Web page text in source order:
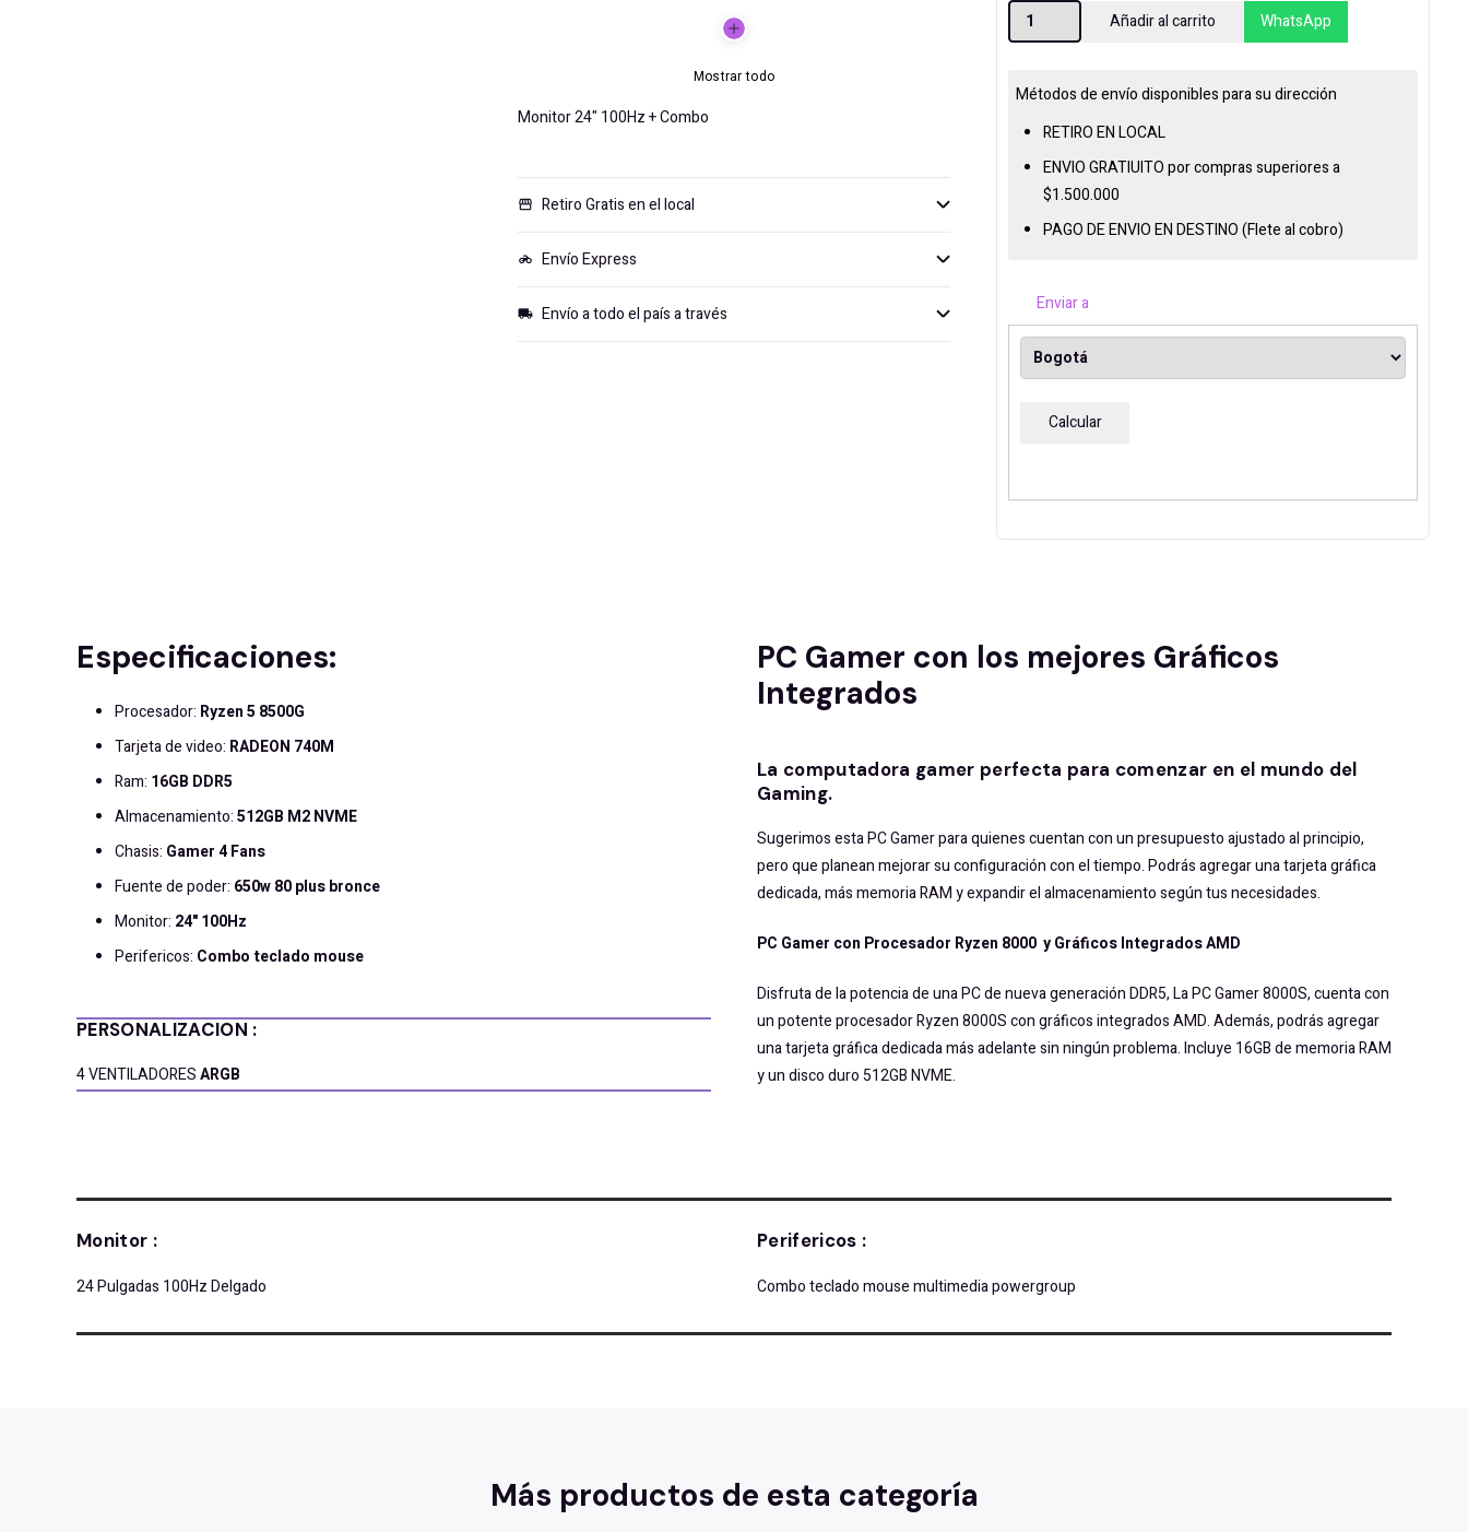
Mostrar todo
Monitor 24" 100Hz + Combo
storefront Retiro Gratis en el local
motorcycle Envío Express
local_shipping Envío a todo el país a través
PC
GAMER
AMD
RYZEN
8500G
A620M
16GB
Añadir al carrito WhatsApp
Métodos de envío disponibles para su dirección
RETIRO EN LOCAL
ENVIO GRATIUITO por compras superiores a
$1.500.000
PAGO DE ENVIO EN DESTINO (Flete al cobro)
Enviar a
Calcular
Especificaciones:
Procesador: Ryzen 5 8500G
Tarjeta de video: RADEON 740M
Ram: 16GB DDR5
Almacenamiento:512GB M2 NVME
Chasis: Gamer 4 Fans
Fuente de poder: 650w 80 plus bronce
Monitor: 24" 100Hz
Perifericos: Combo teclado mouse
PERSONALIZACION :
4 VENTILADORESARGB
PC Gamer con los mejores Gráficos
Integrados
La computadora gamer perfecta para comenzar en el mundo del
Gaming.
Sugerimos esta PC Gamer para quienes cuentan con un presupuesto ajustado al principio,
pero que planean mejorar su configuración con el tiempo. Podrás agregar una tarjeta gráfica
dedicada, más memoria RAM y expandir el almacenamiento según tus necesidades.
PC Gamer con Procesador Ryzen 8000 y Gráficos Integrados AMD
Disfruta de la potencia de una PC de nueva generación DDR5, La PC Gamer 8000S, cuenta con
un potente procesador Ryzen 8000S con gráficos integrados AMD. Además, podrás agregar
una tarjeta gráfica dedicada más adelante sin ningún problema. Incluye 16GB de memoria RAM
y un disco duro 512GB NVME.
Monitor :
24 Pulgadas 100Hz Delgado
Perifericos :
Combo teclado mouse multimedia powergroup
Más productos de esta categoría